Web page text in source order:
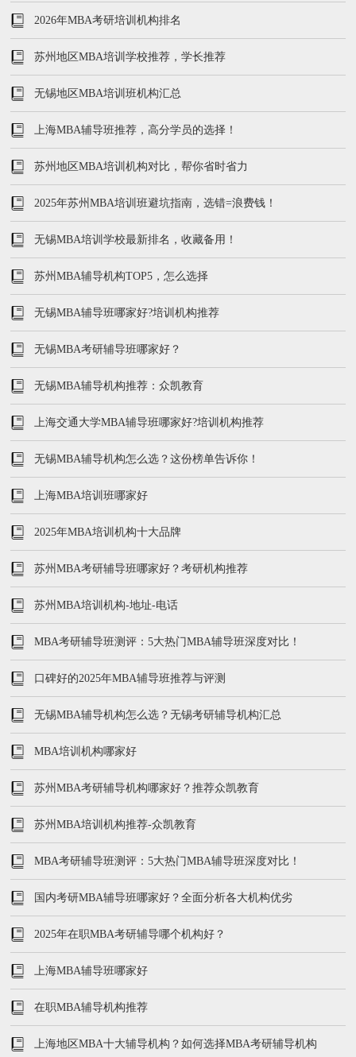
2026年MBA考研培训机构排名
苏州地区MBA培训学校推荐，学长推荐
无锡地区MBA培训班机构汇总
上海MBA辅导班推荐，高分学员的选择！
苏州地区MBA培训机构对比，帮你省时省力
2025年苏州MBA培训班避坑指南，选错=浪费钱！
无锡MBA培训学校最新排名，收藏备用！
苏州MBA辅导机构TOP5，怎么选择
无锡MBA辅导班哪家好?培训机构推荐
无锡MBA考研辅导班哪家好？
无锡MBA辅导机构推荐：众凯教育
上海交通大学MBA辅导班哪家好?培训机构推荐
无锡MBA辅导机构怎么选？这份榜单告诉你！
上海MBA培训班哪家好
2025年MBA培训机构十大品牌
苏州MBA考研辅导班哪家好？考研机构推荐
苏州MBA培训机构-地址-电话
MBA考研辅导班测评：5大热门MBA辅导班深度对比！
口碑好的2025年MBA辅导班推荐与评测
无锡MBA辅导机构怎么选？无锡考研辅导机构汇总
MBA培训机构哪家好
苏州MBA考研辅导机构哪家好？推荐众凯教育
苏州MBA培训机构推荐-众凯教育
MBA考研辅导班测评：5大热门MBA辅导班深度对比！
国内考研MBA辅导班哪家好？全面分析各大机构优劣
2025年在职MBA考研辅导哪个机构好？
上海MBA辅导班哪家好
在职MBA辅导机构推荐
上海地区MBA十大辅导机构？如何选择MBA考研辅导机构